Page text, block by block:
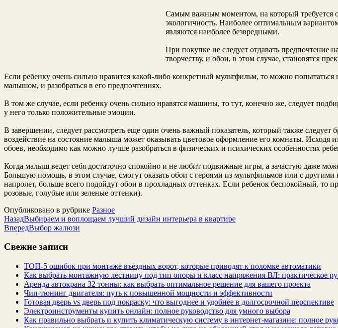
Самым важным моментом, на который требуется
экологичность. Наиболее оптимальным
являются наиболее безвредными.
При покупке не следует отдавать предпочтение
творчеству, и обои, в этом случае, становятся
Если ребенку очень сильно нравится какой-либо конкретный мультфильм, то можно
малышом, и разобраться в его предпочтениях.
В том же случае, если ребенку очень сильно нравятся машины, то тут, конечно же, следует
у него только положительные эмоции.
В завершении, следует рассмотреть еще один очень важный показатель, который также
воздействие на состояние малыша может оказывать цветовое оформление его комнаты.
обоев, необходимо как можно лучше разобраться в физических и психических особенностях
Когда малыш ведет себя достаточно спокойно и не любит подвижные игры, а зачастую даже
Большую помощь, в этом случае, смогут оказать обои с героями из мультфильмов или с
напролет, больше всего подойдут обои в прохладных оттенках. Если ребенок беспокойный, то
розовые, голубые или зеленые оттенки).
Опубликовано в рубрике Разное
НазадВыбираем и воплощаем лучший дизайн интерьера в квартире
ВпередВыбор жалюзи
Свежие записи
ТОП-5 ошибок при монтаже въездных ворот, которые приводят к поломке автоматики
Как выбрать монтажную лестницу под тип опоры и класс напряжения ВЛ: практическое
Аренда автокрана 32 тонны: как выбрать оптимальное решение для вашего проекта
Чип‑тюнинг двигателя: путь к повышенной мощности и эффективности
Готовая дверь vs дверь под покраску: что выгоднее и удобнее в долгосрочной перспективе
Электроинструменты купить онлайн: полное руководство для умного выбора
Как правильно выбрать и купить климатическую систему в интернет‑магазине: полное